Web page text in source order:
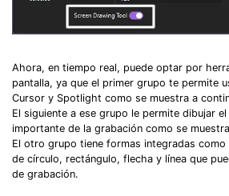
Ahora, en tiempo real, puede optar por
pantalla, ya que el primer grupo te permite
Cursor y Spotlight como se muestra a
El siguiente a ese grupo le permite dibujar
importante de la grabación como se
El otro grupo tiene formas integradas como
de círculo, rectángulo, flecha y línea que
de grabación.